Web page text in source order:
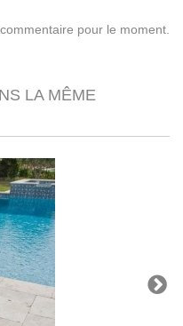
pour le moment.
LA MÊME